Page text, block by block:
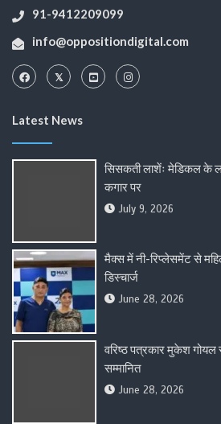
91-9412209099
info@oppositiondigital.com
Latest News
सिसकती लाशेंः मेडिकल के
कगार पर
July 9, 2026
मैक्स में नी-रिप्लेसमेंट से
डिस्चार्ज
June 28, 2026
वरिष्ठ पत्रकार मुकेश गोयल
सम्मानित
June 28, 2026